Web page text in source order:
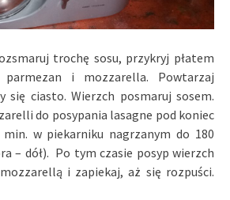
trochę sosu, przykryj płatem
i mozzarella. Powtarzaj
się ciasto. Wierzch posmaruj sosem.
do posypania lasagne pod koniec
min. w piekarniku nagrzanym do 180
– dół). Po tym czasie posyp wierzch
i zapiekaj, aż się rozpuści.